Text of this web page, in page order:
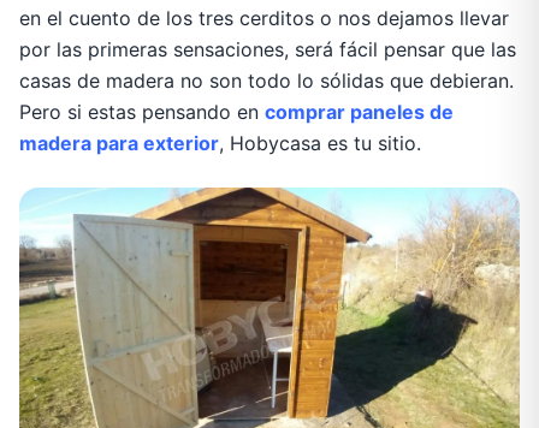
en el cuento de los tres cerditos o nos dejamos llevar
por las primeras sensaciones, será fácil pensar que las
casas de madera no son todo lo sólidas que debieran.
Pero si estas pensando en comprar paneles de
madera para exterior, Hobycasa es tu sitio.